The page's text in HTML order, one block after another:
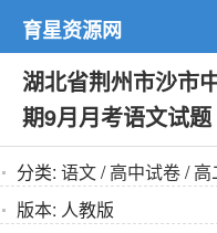
育星资源网
湖北省荆州市沙市
期9月月考语文试题
分类: 语文/高中试卷/高
版本: 人教版